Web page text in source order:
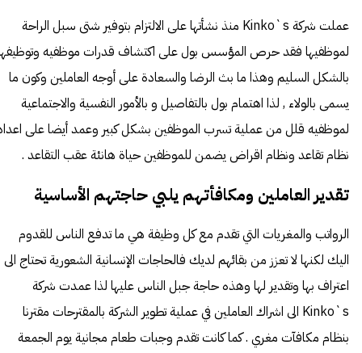
عملت شركة Kinko`s منذ نشأتها على الالتزام بتوفير شتى سبل الراحة
لموظفيها فقد حرص المؤسس بول على اكتشاف قدرات موظفيه
بالشكل السليم وهذا ما بث الرضا والسعادة على أوجه العاملين وكون ما
يسمى بالولاء , لذا اهتمام بول بالتفاصيل و بالأمور النفسية والاجتماعية
لموظفيه قلل من عملية تسرب الموظفين بشكل كبير وعمد أيضا على
نظام تقاعد ونظام اقراض يضمن للموظفين حياة هانئة عقب التقاعد .
تقدير العاملين ومكافأتهم يلبي حاجتهم الأساسية
الرواتب والمغريات التي تقدم مع كل وظيفة هي ما تدفع الناس للقدوم
اليك لكنها لا تعزز من بقائهم لديك فالحاجات الإنسانية الشعورية تحتاج الى
اعتراف بها وتقدير لها وهذه حاجة جبل الناس عليها لذا عمدت شركة
Kinko`s الى اشراك العاملين في عملية تطوير الشركة بالمقترحات مقترنا
بنظام مكافآت مغري . كما كانت تقدم وجبات طعام مجانية يوم الجمعة